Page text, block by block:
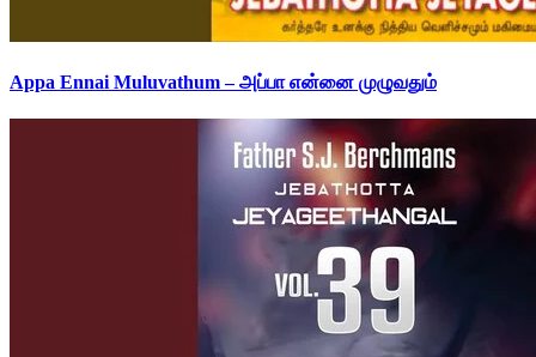
Appa Ennai Muluvathum – அப்பா என்னை முழுவதும்